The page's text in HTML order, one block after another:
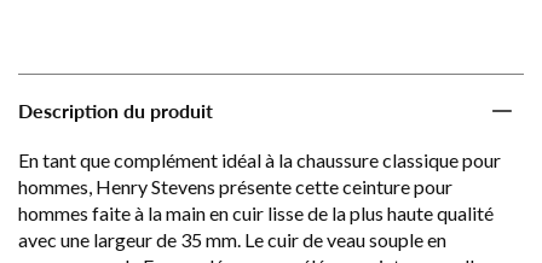
Description du produit
En tant que complément idéal à la chaussure classique pour
hommes, Henry Stevens présente cette ceinture pour
hommes faite à la main en cuir lisse de la plus haute qualité
avec une largeur de 35 mm. Le cuir de veau souple en